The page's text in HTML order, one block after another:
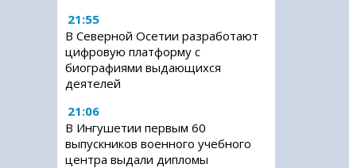
21:55
В Северной Осетии разработают
цифровую платформу с
биографиями выдающихся
деятелей
21:06
В Ингушетии первым 60
выпускников военного учебного
центра выдали дипломы